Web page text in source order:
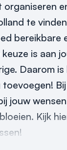
organiseren
te
is aan
Daarom
jouw
Kijk